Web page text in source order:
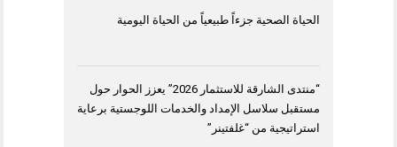
الحياة الصحية جزءاً طبيعياً من الحياة اليومية
“منتدى الشارقة للاستثمار 2026” يعزز الحوار حول
مستقبل سلاسل الإمداد والخدمات اللوجستية برعاية
استراتيجية من “غلفتينر”